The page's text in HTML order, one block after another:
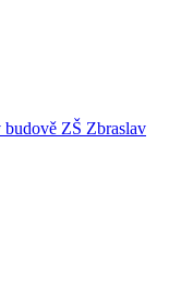
ZŠ Zbraslav